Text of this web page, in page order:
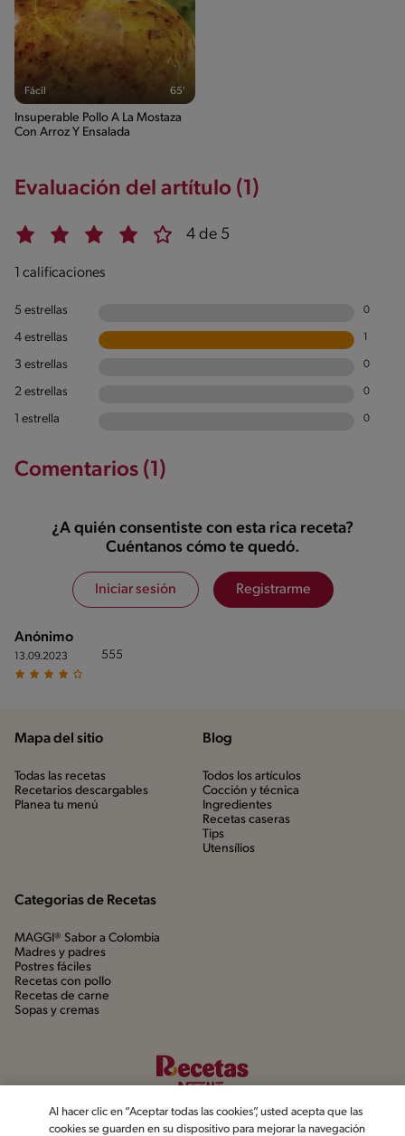
Fácil 65'
Insuperable Pollo A La Mostaza
Con Arroz Y Ensalada
Evaluación del artítulo (1)
4 de 5
1 calificaciones
5 estrellas 0
4 estrellas 1
3 estrellas 0
2 estrellas 0
1 estrella 0
Comentarios (1)
¿A quién consentiste con esta rica receta?
Cuéntanos cómo te quedó.
Iniciar sesión Registrarme
Anónimo
13.09.2023 555
Mapa del sitio
Todas las recetas
Recetarios descargables
Planea tu menú
Blog
Todos los artículos
Cocción y técnica
Ingredientes
Recetas caseras
Tips
Utensílios
Categorias de Recetas
MAGGI® Sabor a Colombia
Madres y padres
Postres fáciles
Recetas con pollo
Recetas de carne
Sopas y cremas
Al hacer clic en “Aceptar todas las cookies”, usted acepta que las
cookies se guarden en su dispositivo para mejorar la navegación